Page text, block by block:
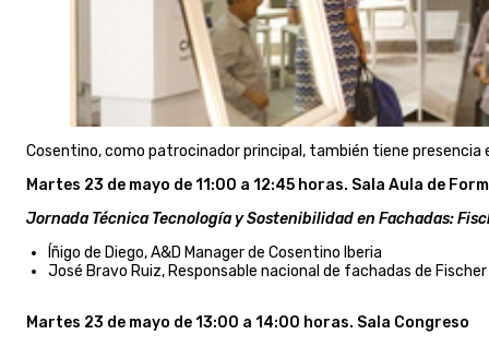
Cosentino, como patrocinador principal, también tiene presencia
Martes 23 de mayo de 11:00 a 12:45 horas. Sala Aula de
Jornada Técnica Tecnología y Sostenibilidad en Fachadas:
Íñigo de Diego, A&D Manager de Cosentino Iberia
José Bravo Ruiz, Responsable nacional de fachadas de
Martes 23 de mayo de 13:00 a 14:00 horas. Sala Congreso